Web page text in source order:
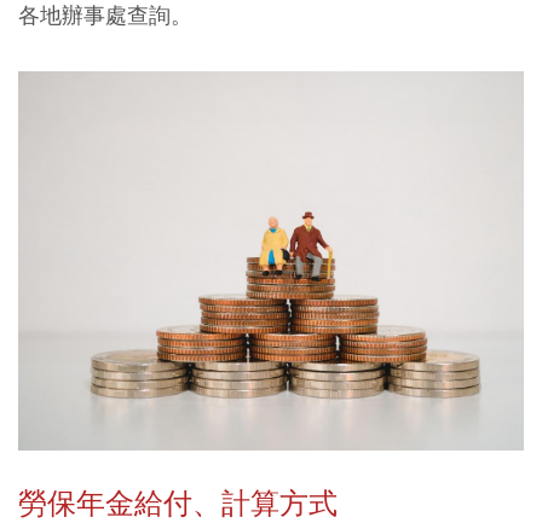
各地辦事處查詢。
勞保年金給付、計算方式